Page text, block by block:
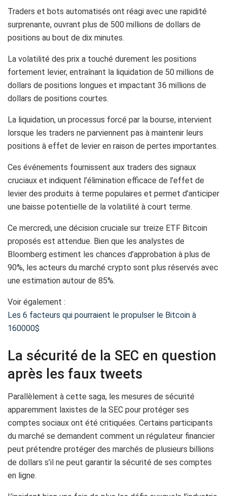
Traders et bots automatisés ont réagi avec une rapidité
surprenante, ouvrant plus de 500 millions de dollars de
positions au bout de dix minutes.
La volatilité des prix a touché durement les positions
fortement levier, entraînant la liquidation de 50 millions de
dollars de positions longues et impactant 36 millions de
dollars de positions courtes.
La liquidation, un processus forcé par la bourse, intervient
lorsque les traders ne parviennent pas à maintenir leurs
positions à effet de levier en raison de pertes importantes.
Ces événements fournissent aux traders des signaux
cruciaux et indiquent l’élimination efficace de l’effet de
levier des produits à terme populaires et permet d’anticiper
une baisse potentielle de la volatilité à court terme.
Ce mercredi, une décision cruciale sur treize ETF Bitcoin
proposés est attendue. Bien que les analystes de
Bloomberg estiment les chances d’approbation à plus de
90%, les acteurs du marché crypto sont plus réservés avec
une estimation autour de 85%.
Voir également :
Les 6 facteurs qui pourraient le propulser le Bitcoin à
160000$
La sécurité de la SEC en question
après les faux tweets
Parallèlement à cette saga, les mesures de sécurité
apparemment laxistes de la SEC pour protéger ses
comptes sociaux ont été critiquées. Certains participants
du marché se demandent comment un régulateur financier
peut prétendre protéger des marchés de plusieurs billions
de dollars s’il ne peut garantir la sécurité de ses comptes
en ligne.